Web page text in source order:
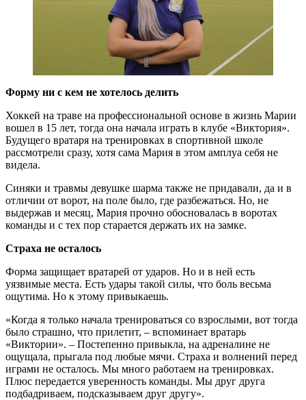
Форму ни с кем не хотелось делить
Хоккей на траве на профессиональной основе в жизнь Марии
вошел в 15 лет, тогда она начала играть в клубе «Виктория».
Будущего вратаря на тренировках в спортивной школе
рассмотрели сразу, хотя сама Мария в этом амплуа себя не
видела.
Синяки и травмы девушке шарма также не придавали, да и в
отличии от ворот, на поле было, где разбежаться. Но, не
выдержав и месяц, Мария прочно обосновалась в воротах
команды и с тех пор старается держать их на замке.
Страха не осталось
Форма защищает вратарей от ударов. Но и в ней есть
уязвимые места. Есть удары такой силы, что боль весьма
ощутима. Но к этому привыкаешь.
«Когда я только начала тренироваться со взрослыми, вот тогда
было страшно, что прилетит, – вспоминает вратарь
«Виктории». – Постепенно привыкла, на адреналине не
ощущала, прыгала под любые мячи. Страха и волнений перед
играми не осталось. Мы много работаем на тренировках.
Плюс передается уверенность команды. Мы друг друга
подбадриваем, подсказываем друг другу».